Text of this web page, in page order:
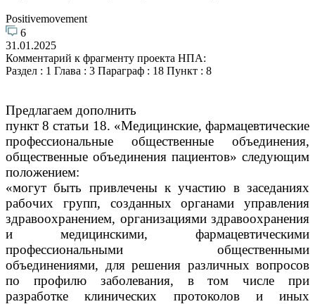
Positivemovement
6
31.01.2025
Комментарий к фрагменту проекта НПА:
Раздел : 1 Глава : 3 Параграф : 18 Пункт : 8
Предлагаем дополнить
пункт 8 статьи 18. «Медицинские, фармацевтические
профессиональные общественные объединения,
общественные объединения пациентов» следующим
положением:
«могут быть привлечены к участию в заседаниях
рабочих групп, созданных органами управления
здравоохранением, организациями здравоохранения
и медицинскими, фармацевтическими
профессиональными общественными
объединениями, для решения различных вопросов
по профилю заболевания, в том числе при
разработке клинических протоколов и иных